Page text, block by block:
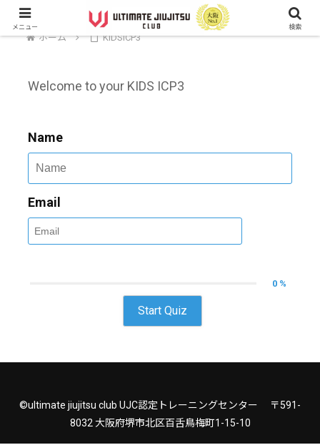
ホーム KIDSICP3
Welcome to your KIDS ICP3
Name
Email
0 %
Start Quiz
©ultimate jiujitsu club UJC認定トレーニングセンター 〒591-
8032 大阪府堺市北区百舌鳥梅町1-15-10
メニュー 検索